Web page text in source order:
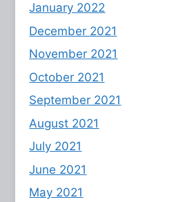
January 2022
December 2021
November 2021
October 2021
September 2021
August 2021
July 2021
June 2021
May 2021